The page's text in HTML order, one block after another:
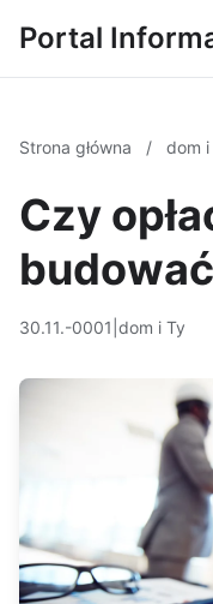
Portal
Strona główna / dom i
Czy
30.11.-0001 dom i Ty